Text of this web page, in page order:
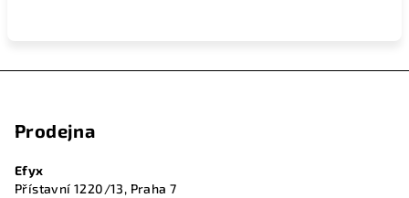
Prodejna
Efyx
Přístavní 1220/13, Praha 7